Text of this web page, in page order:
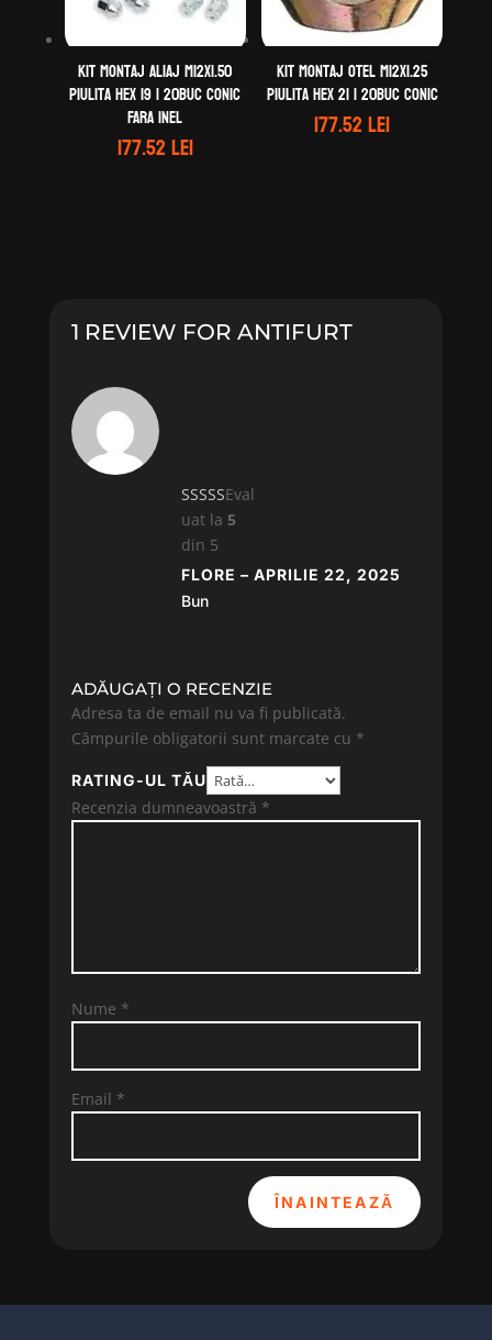
Kit montaj aliaj M12X1.50
Piulita Hex 19 | 20buc Conic
Fara inel
177.52lei
Kit montaj otel M12x1.25
Piulita Hex 21 | 20buc Conic
177.52lei
1 REVIEW FOR ANTIFURT
Eval
uat la 5
din 5
FLORE – APRILIE 22, 2025
Bun
ADĂUGAȚI O RECENZIE
Adresa ta de email nu va fi publicată.
Câmpurile obligatorii sunt marcate cu *
RATING-UL TĂU
Recenzia dumneavoastră *
Nume *
Email *
ÎNAINTEAZĂ